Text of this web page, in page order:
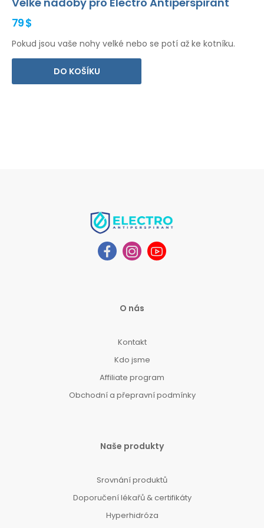
79 $
Pokud jsou vaše nohy velké nebo se potí až ke kotníku.
DO KOŠÍKU
O nás
Kontakt
Kdo jsme
Affiliate program
Obchodní a přepravní podmínky
Naše produkty
Srovnání produktů
Doporučení lékařů & certifikáty
Hyperhidróza